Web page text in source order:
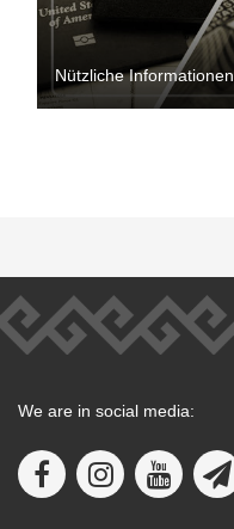
Nützliche Informationen
We are in social media: